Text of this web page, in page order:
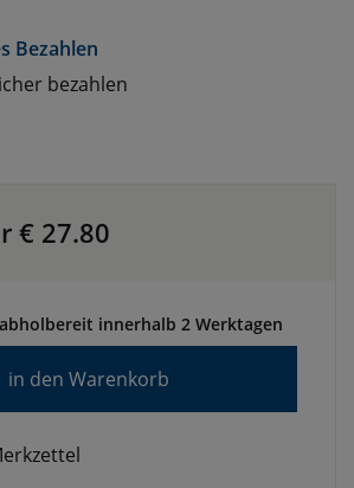
Bezahlen
bezahlen
€ 27.80
innerhalb 2 Werktagen
in den Warenkorb